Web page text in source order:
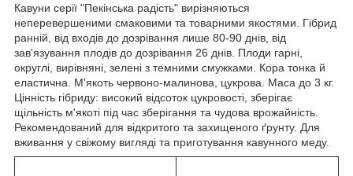
Кавуни серії "Пекінська радість" вирізняються
неперевершеними смаковими та товарними якостями. Гібрид
ранній, від входів до дозрівання лише 80-90 днів, від
зав'язування плодів до дозрівання 26 днів. Плоди гарні,
округлі, вирівняні, зелені з темними смужками. Кора тонка й
еластична. М'якоть червоно-малинова, цукрова. Маса до 3 кг.
Цінність гібриду: високий відсоток цукровості, зберігає
щільність м'якоті під час зберігання та чудова врожайність.
Рекомендований для відкритого та захищеного ґрунту. Для
вживання у свіжому вигляді та приготування кавунного меду.